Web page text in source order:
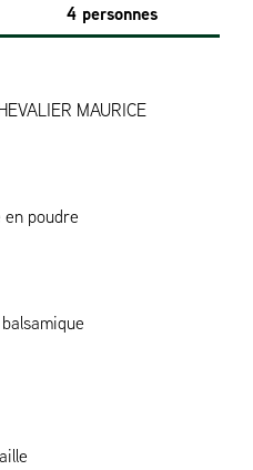
4 personnes
MAURICE
poudre